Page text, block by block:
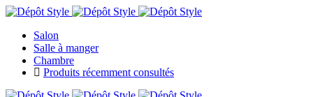
Salon
Salle à manger
Chambre
Produits récemment consultés